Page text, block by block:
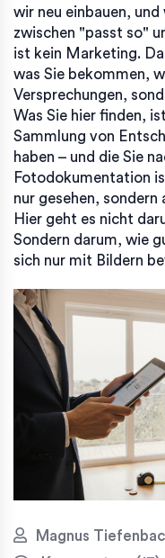
wir neu einbauen,
zwischen "passt so"
ist kein Marketing.
was Sie bekommen,
Versprechungen,
Was Sie hier finden,
Sammlung von
haben – und die Sie
Fotodokumentation
nur gesehen,
Hier geht es nicht
Sondern darum, wie
sich nur mit Bildern
Magnus